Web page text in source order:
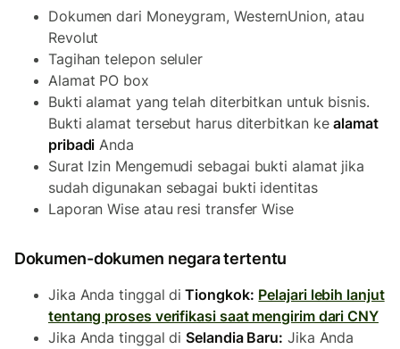
Dokumen dari Moneygram, WesternUnion, atau
Revolut
Tagihan telepon seluler
Alamat PO box
Bukti alamat yang telah diterbitkan untuk bisnis.
Bukti alamat tersebut harus diterbitkan kealamat
pribadi Anda
Surat Izin Mengemudi sebagai bukti alamat jika
sudah digunakan sebagai bukti identitas
Laporan Wise atau resi transfer Wise
Dokumen-dokumen negara tertentu
Jika Anda tinggal di Tiongkok: Pelajari lebih lanjut
tentang proses verifikasi saat mengirim dari CNY
Jika Anda tinggal diSelandia Baru: Jika Anda